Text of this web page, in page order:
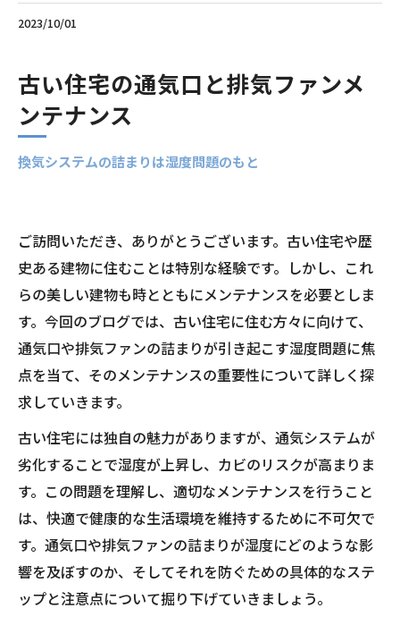
2023/10/01
古い住宅の通気口と排気ファンメ
ンテナンス
換気システムの詰まりは湿度問題のもと
ご訪問いただき、ありがとうございます。古い住宅や歴
史ある建物に住むことは特別な経験です。しかし、これ
らの美しい建物も時とともにメンテナンスを必要としま
す。今回のブログでは、古い住宅に住む方々に向けて、
通気口や排気ファンの詰まりが引き起こす湿度問題に焦
点を当て、そのメンテナンスの重要性について詳しく探
求していきます。
古い住宅には独自の魅力がありますが、通気システムが
劣化することで湿度が上昇し、カビのリスクが高まりま
す。この問題を理解し、適切なメンテナンスを行うこと
は、快適で健康的な生活環境を維持するために不可欠で
す。通気口や排気ファンの詰まりが湿度にどのような影
響を及ぼすのか、そしてそれを防ぐための具体的なステ
ップと注意点について掘り下げていきましょう。